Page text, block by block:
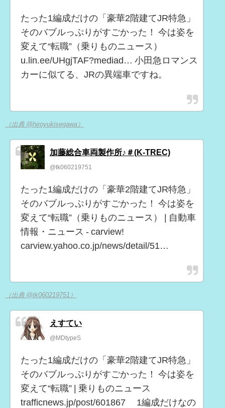
たった1編成だけの「豪華2階建てJR特急」
そのバブルっぷりがすごかった！ 今は姿を
変えて“転職”（乗りものニュース）
u.lin.ee/UHgjTAF?mediad… 小田急ロマンス
カーに似てる、JRの異端車ですね。
（出典 @hiroyukisegawa）
加藤総合車両製作所♪＃(K-TREC)
@tk060219751
たった1編成だけの「豪華2階建てJR特急」
そのバブルっぷりがすごかった！ 今は姿を
変えて“転職”（乗りものニュース） | 自動車
情報・ニュース - carview!
carview.yahoo.co.jp/news/detail/51…
（出典 @tk060219751）
えすてい
@MDtypeS
たった1編成だけの「豪華2階建てJR特急」
そのバブルっぷりがすごかった！ 今は姿を
変えて“転職” | 乗りものニュース
trafficnews.jp/post/601867 1編成だけなの